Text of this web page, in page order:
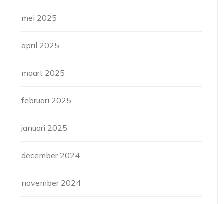
mei 2025
april 2025
maart 2025
februari 2025
januari 2025
december 2024
november 2024